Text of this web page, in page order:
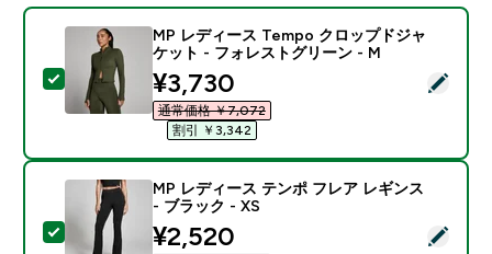
この商品を選択 - MP レディース Tempo クロップド
MP レディース Tempo クロップドジャ
ケット - フォレストグリーン - M
discounted price
¥3,730‎
通常価格 ￥7,072‎
割引 ￥3,342‎
この商品を選択 - MP レディース テンポ フレア レギ
MP レディース テンポ フレア レギンス
- ブラック - XS
discounted price
¥2,520‎